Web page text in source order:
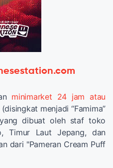
minimarket 24 jam atau
menjadi “Famima”
dibuat oleh staf toko
Timur Laut Jepang, dan
dari "Pameran Cream Puff